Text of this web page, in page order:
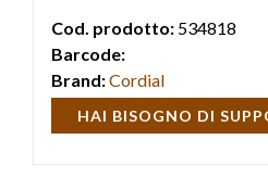
Cod. prodotto: 534818
Barcode:
Brand:Cordial
HAI BISOGNO DI